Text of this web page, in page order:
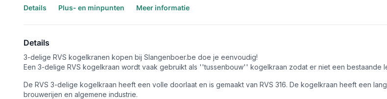
Details Plus- en minpunten Meer informatie
Details
3-delige RVS kogelkranen kopen bij Slangenboer.be doe je eenvoudig!
Een 3-delige RVS kogelkraan wordt vaak gebruikt als ''tussenbouw'' kogelkraan zodat er niet een bestaande
De RVS 3-delige kogelkraan heeft een volle doorlaat en is gemaakt van RVS 316. De kogelkraan heeft een
brouwerijen en algemene industrie.